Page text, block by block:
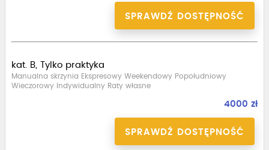
SPRAWDŹ DOSTĘPNOŚĆ
kat. B, Tylko praktyka
Manualna skrzynia Ekspresowy Weekendowy Popołudniowy
Wieczorowy Indywidualny Raty własne
4000 zł
SPRAWDŹ DOSTĘPNOŚĆ